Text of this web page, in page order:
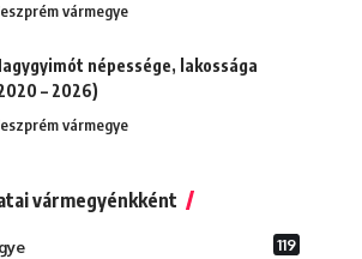
vármegye
népessége, lakossága
– 2026)
vármegye
vármegyénkként
119